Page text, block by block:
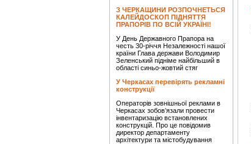
З ЧЕРКАЩИНИ РОЗПОЧНЕТЬСЯ
КАЛЕЙДОСКОП ПІДНЯТТЯ
ПРАПОРІВ ПО ВСІЙ УКРАЇНІ!
У День Державного Прапора на
честь 30-річчя Незалежності нашої
країни Глава держави Володимир
Зеленський підніме найбільший в
області синьо-жовтий стяг
У Черкасах перевірять рекламні
конструкції
Операторів зовнішньої реклами в
Черкасах зобов’язали провести
інвентаризацію встановлених
конструкцій. Про це повідомив
директор департаменту
архітектури та містобудування